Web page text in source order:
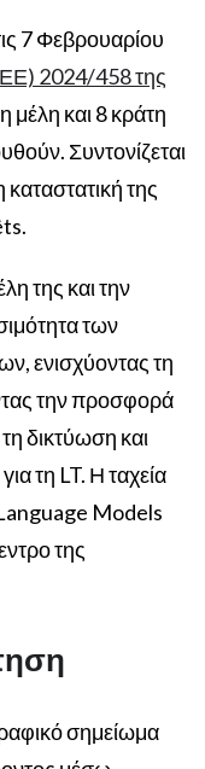
7 Φεβρουαρίου
2024/458 της
μέλη και 8 κράτη
Συντονίζεται
καταστατική της
της και την
των
ενισχύοντας τη
την προσφορά
δικτύωση και
τη LT. Η ταχεία
Models
της
σημείωμα